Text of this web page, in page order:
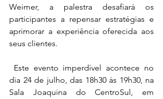
Weimer, a palestra desafiará os
participantes a repensar estratégias e
aprimorar a experiência oferecida aos
seus clientes.
dia 24 de julho, das 18h30 às 19h30, na
Sala Joaquina do CentroSul, em